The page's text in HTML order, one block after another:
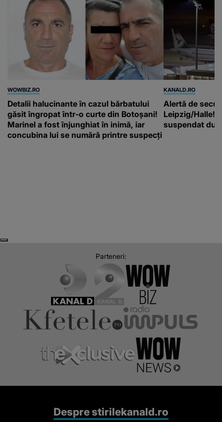
WOWBIZ.RO
Detalii halucinante în cazul bărbatului
găsit îngropat într-o curte din Botoșani!
Marinel a fost înjunghiat în inimă, iar
concubina lui se numără printre suspecți
KANALD.RO
Alertă de
Leipzig/Halle!
suspendat
Parteneri:
Despre stirilekanald.ro